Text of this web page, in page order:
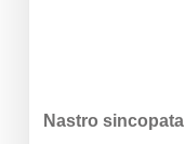
Nastro sincopata